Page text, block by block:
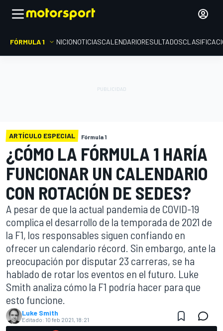
FÓRMULA 1 INICIONOTICIASCALENDARIORESULTADOS
ARTÍCULO ESPECIAL Fórmula 1
¿CÓMO LA FÓRMULA 1 HARÍA
FUNCIONAR UN CALENDARIO
CON ROTACIÓN DE SEDES?
A pesar de que la actual pandemia de COVID-19
complica el desarrollo de la temporada de 2021 de
la F1, los responsables siguen confiando en
ofrecer un calendario récord. Sin embargo, ante la
preocupación por disputar 23 carreras, se ha
hablado de rotar los eventos en el futuro. Luke
Smith analiza cómo la F1 podría hacer para que
esto funcione.
Luke Smith
Editado: 10 feb 2021, 18:21